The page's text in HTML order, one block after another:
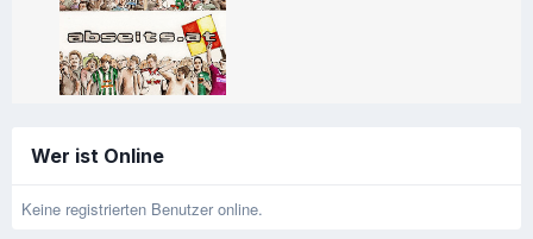
Wer ist Online
Keine registrierten Benutzer online.